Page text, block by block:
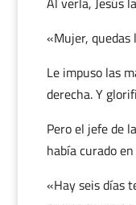
«Mujer,
Le impuso las
derecha. Y
Pero el jefe de
había curado
«Hay seis días